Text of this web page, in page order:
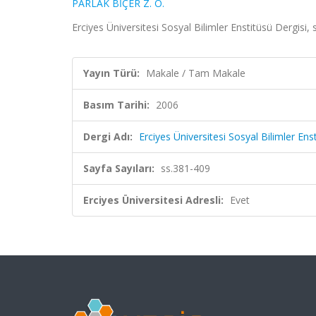
PARLAK BİÇER Z. Ö.
Erciyes Üniversitesi Sosyal Bilimler Enstitüsü
Yayın Türü: Makale / Tam Makale
Basım Tarihi: 2006
Dergi Adı: Erciyes Üniversitesi Sosyal Bilimler
Sayfa Sayıları: ss.381-409
Erciyes Üniversitesi Adresli: Evet